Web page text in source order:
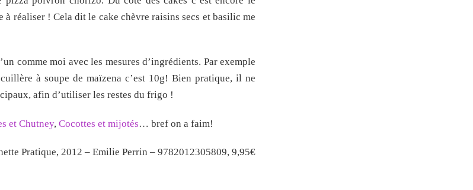
réaliser ! Cela dit le cake chèvre raisins secs et basilic me
comme moi avec les mesures d’ingrédients. Par exemple
à soupe de maïzena c’est 10g! Bien pratique, il ne
afin d’utiliser les restes du frigo !
et Chutney, Cocottes et mijotés… bref on a faim!
Pratique, 2012 – Emilie Perrin – 9782012305809, 9,95€